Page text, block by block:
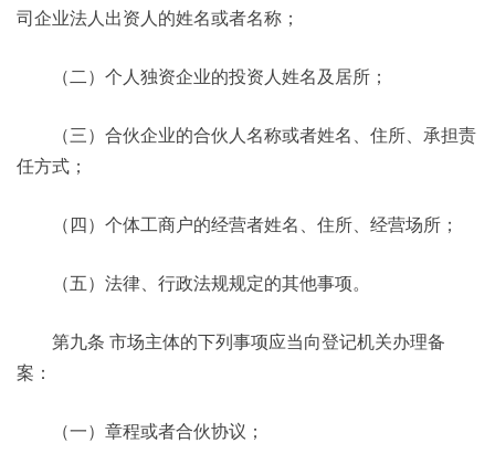
司企业法人出资人的姓名或者名称；
（二）个人独资企业的投资人姓名及居所；
（三）合伙企业的合伙人名称或者姓名、住所、承担责
任方式；
（四）个体工商户的经营者姓名、住所、经营场所；
（五）法律、行政法规规定的其他事项。
第九条 市场主体的下列事项应当向登记机关办理备
案：
（一）章程或者合伙协议；